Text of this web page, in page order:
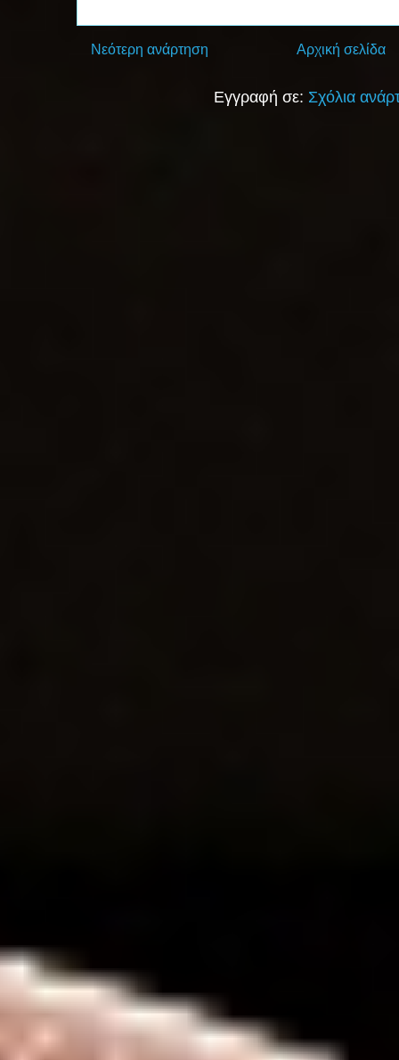
Νεότερη ανάρτηση Αρχική σελίδα
Εγγραφή σε: Σχόλια